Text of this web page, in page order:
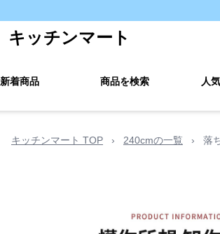
キッチンマート
新着商品 商品を検索 人
キッチンマート TOP › 240cmの一覧 › 落